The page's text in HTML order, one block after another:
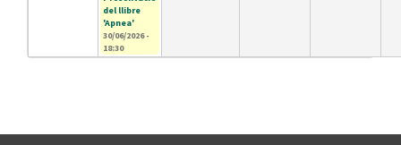
del llibre
'Apnea'
30/06/2026 -
18:30